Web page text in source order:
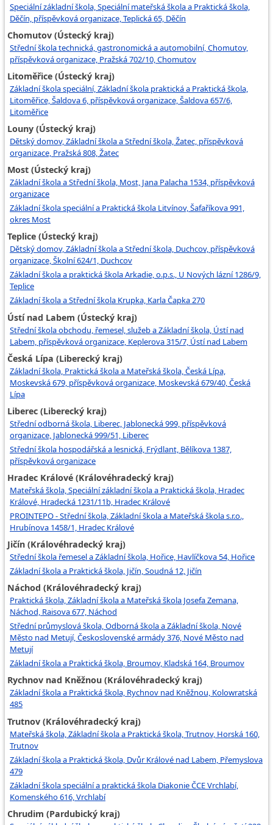
Speciální základní škola, Speciální mateřská škola a Praktická škola,
Děčín, příspěvková organizace, Teplická 65, Děčín
Chomutov (Ústecký kraj)
Střední škola technická, gastronomická a automobilní, Chomutov,
příspěvková organizace, Pražská 702/10, Chomutov
Litoměřice (Ústecký kraj)
Základní škola speciální, Základní škola praktická a Praktická škola,
Litoměřice, Šaldova 6, příspěvková organizace, Šaldova 657/6,
Litoměřice
Louny (Ústecký kraj)
Dětský domov, Základní škola a Střední škola, Žatec, příspěvková
organizace, Pražská 808, Žatec
Most (Ústecký kraj)
Základní škola a Střední škola, Most, Jana Palacha 1534, příspěvková
organizace
Základní škola speciální a Praktická škola Litvínov, Šafaříkova 991,
okres Most
Teplice (Ústecký kraj)
Dětský domov, Základní škola a Střední škola, Duchcov, příspěvková
organizace, Školní 624/1, Duchcov
Základní škola a praktická škola Arkadie, o.p.s., U Nových lázní 1286/9,
Teplice
Základní škola a Střední škola Krupka, Karla Čapka 270
Ústí nad Labem (Ústecký kraj)
Střední škola obchodu, řemesel, služeb a Základní škola, Ústí nad
Labem, příspěvková organizace, Keplerova 315/7, Ústí nad Labem
Česká Lípa (Liberecký kraj)
Základní škola, Praktická škola a Mateřská škola, Česká Lípa,
Moskevská 679, příspěvková organizace, Moskevská 679/40, Česká
Lípa
Liberec (Liberecký kraj)
Střední odborná škola, Liberec, Jablonecká 999, příspěvková
organizace, Jablonecká 999/51, Liberec
Střední škola hospodářská a lesnická, Frýdlant, Bělíkova 1387,
příspěvková organizace
Hradec Králové (Královéhradecký kraj)
Mateřská škola, Speciální základní škola a Praktická škola, Hradec
Králové, Hradecká 1231/11b, Hradec Králové
PROINTEPO - Střední škola, Základní škola a Mateřská škola s.r.o.,
Hrubínova 1458/1, Hradec Králové
Jičín (Královéhradecký kraj)
Střední škola řemesel a Základní škola, Hořice, Havlíčkova 54, Hořice
Základní škola a Praktická škola, Jičín, Soudná 12, Jičín
Náchod (Královéhradecký kraj)
Praktická škola, Základní škola a Mateřská škola Josefa Zemana,
Náchod, Raisova 677, Náchod
Střední průmyslová škola, Odborná škola a Základní škola, Nové
Město nad Metují, Československé armády 376, Nové Město nad
Metují
Základní škola a Praktická škola, Broumov, Kladská 164, Broumov
Rychnov nad Kněžnou (Královéhradecký kraj)
Základní škola a Praktická škola, Rychnov nad Kněžnou, Kolowratská
485
Trutnov (Královéhradecký kraj)
Mateřská škola, Základní škola a Praktická škola, Trutnov, Horská 160,
Trutnov
Základní škola a Praktická škola, Dvůr Králové nad Labem, Přemyslova
479
Základní škola speciální a praktická škola Diakonie ČCE Vrchlabí,
Komenského 616, Vrchlabí
Chrudim (Pardubický kraj)